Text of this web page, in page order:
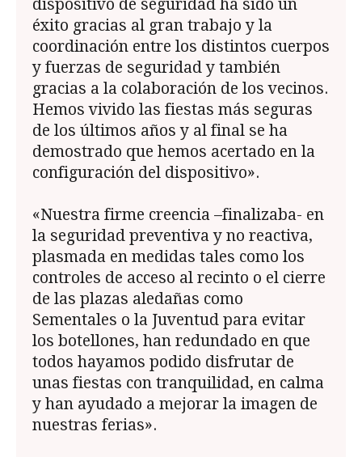
dispositivo de seguridad ha sido un
éxito gracias al gran trabajo y la
coordinación entre los distintos cuerpos
y fuerzas de seguridad y también
gracias a la colaboración de los vecinos.
Hemos vivido las fiestas más seguras
de los últimos años y al final se ha
demostrado que hemos acertado en la
configuración del dispositivo».
«Nuestra firme creencia –finalizaba- en
la seguridad preventiva y no reactiva,
plasmada en medidas tales como los
controles de acceso al recinto o el cierre
de las plazas aledañas como
Sementales o la Juventud para evitar
los botellones, han redundado en que
todos hayamos podido disfrutar de
unas fiestas con tranquilidad, en calma
y han ayudado a mejorar la imagen de
nuestras ferias».